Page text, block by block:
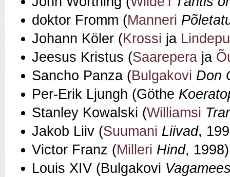
doktor Fromm (Manneri
Johann Köler (Krossi ja
Jeesus Kristus (Saarepera ja
Sancho Panza (Bulgakovi Don
Per‑Erik Ljungh (Göthe
Stanley Kowalski (Williamsi
Jakob Liiv (Suumani Liivad,
Victor Franz (Milleri Hind, 1998)
Louis XIV (Bulgakovi